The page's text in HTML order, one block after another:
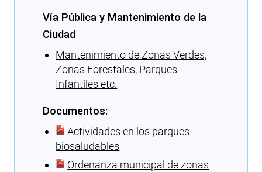
Vía Pública y Mantenimiento de la
Ciudad
Mantenimiento de Zonas Verdes,
Zonas Forestales, Parques
Infantiles etc.
Documentos:
Actividades en los parques
biosaludables
Ordenanza municipal de zonas